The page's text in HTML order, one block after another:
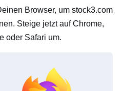
Browser, um stock3.com
Steige jetzt auf Chrome,
oder Safari um.